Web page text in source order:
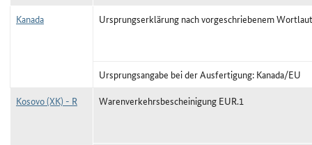
Kanada
Ursprungserklärung nach vorgeschriebenem Wortlaut
Ursprungsangabe bei der Ausfertigung: Kanada/EU
Kosovo (XK) - R
Warenverkehrsbescheinigung EUR.1